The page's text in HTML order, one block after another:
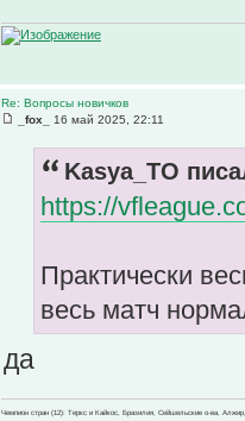
Re: Вопросы новичков
_fox_
16 май 2025, 22:11
Kasya_TO
https://
Практически
весь матч
да
Чемпион стран (12): Теркс и Кайкос, Бразилия, Сейшельские о-ва,